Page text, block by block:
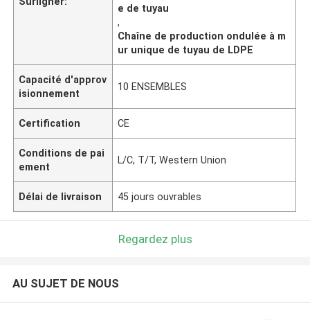
e de tuyau
,
Chaîne de production ondulée à m
ur unique de tuyau de LDPE
Capacité d'approv
isionnement
10 ENSEMBLES
Certification CE
Conditions de pai
ement
L/C, T/T, Western Union
Délai de livraison 45 jours ouvrables
Regardez plus
AU SUJET DE NOUS